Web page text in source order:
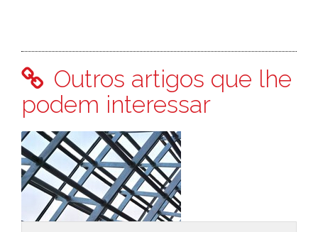
Outros artigos que lhe
podem interessar